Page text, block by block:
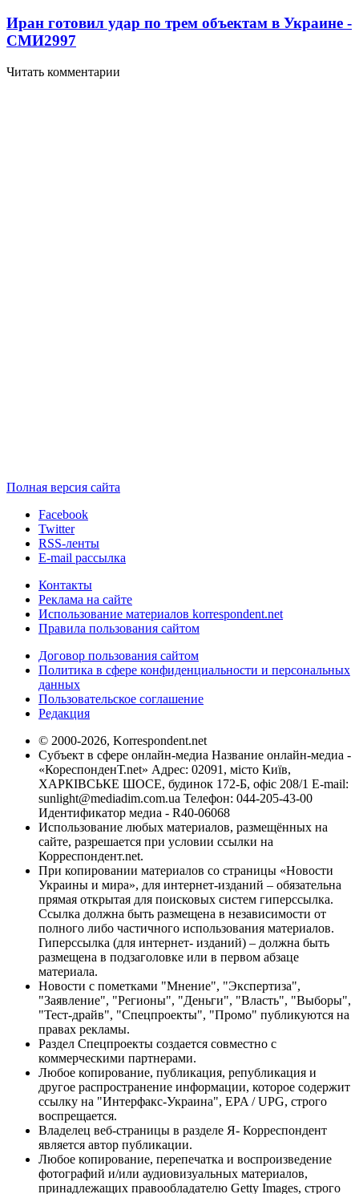
Иран готовил удар по трем объектам в Украине -
СМИ2997
Читать комментарии
Полная версия сайта
Facebook
Twitter
RSS-ленты
E-mail рассылка
Контакты
Реклама на сайте
Использование материалов korrespondent.net
Правила пользования сайтом
Договор пользования сайтом
Политика в сфере конфиденциальности и персональных
данных
Пользовательское соглашение
Редакция
© 2000-2026, Korrespondent.net
Субъект в сфере онлайн-медиа Название онлайн-медиа -
«КореспонденТ.net» Адрес: 02091, місто Київ,
ХАРКІВСЬКЕ ШОСЕ, будинок 172-Б, офіс 208/1 E-mail:
sunlight@mediadim.com.ua Телефон: 044-205-43-00
Идентификатор медиа - R40-06068
Использование любых материалов, размещённых на
сайте, разрешается при условии ссылки на
Корреспондент.net.
При копировании материалов со страницы «Новости
Украины и мира», для интернет-изданий – обязательна
прямая открытая для поисковых систем гиперссылка.
Ссылка должна быть размещена в независимости от
полного либо частичного использования материалов.
Гиперссылка (для интернет- изданий) – должна быть
размещена в подзаголовке или в первом абзаце
материала.
Новости с пометками "Мнение", "Экспертиза",
"Заявление", "Регионы", "Деньги", "Власть", "Выборы",
"Тест-драйв", "Спецпроекты", "Промо" публикуются на
правах рекламы.
Раздел Спецпроекты создается совместно с
коммерческими партнерами.
Любое копирование, публикация, републикация и
другое распространение информации, которое содержит
ссылку на "Интерфакс-Украина", EPA / UPG, строго
воспрещается.
Владелец веб-страницы в разделе Я- Корреспондент
является автор публикации.
Любое копирование, перепечатка и воспроизведение
фотографий и/или аудиовизуальных материалов,
принадлежащих правообладателю Getty Images, строго